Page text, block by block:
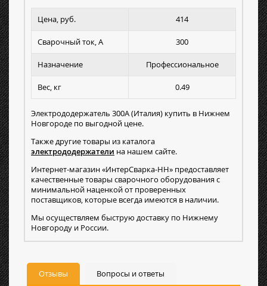
Цена, руб. 414
Сварочный ток, А 300
Назначение Профессиональное
Вес, кг 0.49
Электрододержатель 300А (Италия) купить в Нижнем
Новгороде по выгодной цене.
Также другие товары из каталога
электрододержатели на нашем сайте.
Интернет-магазин «ИнтерСварка-НН» предоставляет
качественные товары сварочного оборудования с
минимальной наценкой от проверенных
поставщиков, которые всегда имеются в наличии.
Мы осуществляем быструю доставку по Нижнему
Новгороду и России.
Отзывы Вопросы и ответы